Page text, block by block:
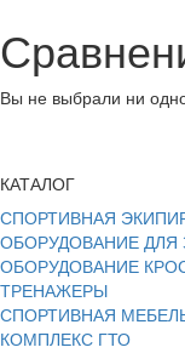
Вы не выбрали ни
КАТАЛОГ
СПОРТИВНАЯ
ОБОРУДОВАНИЕ ДЛЯ
ОБОРУДОВАНИЕ
ТРЕНАЖЕРЫ
СПОРТИВНАЯ
КОМПЛЕКС ГТО